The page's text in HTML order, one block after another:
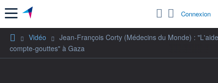
Menu Connexion
Vidéo
Jean-François Corty (Médecins du Monde) :
compte-gouttes" à Gaza